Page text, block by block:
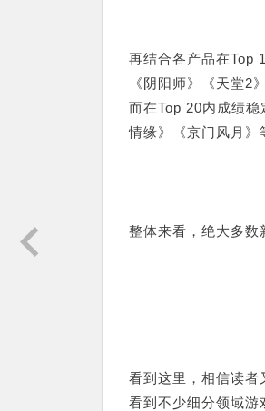
再结合各产品在Top
《阴阳师》《天堂2
而在Top 20内成绩
情缘》《京门风月》
整体来看，绝大多数
看到这里，相信读者
看到不少细分领域游